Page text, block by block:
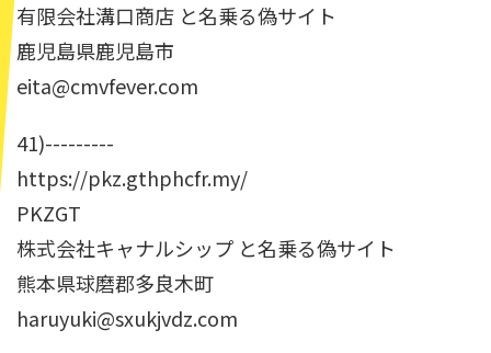
有限会社溝口商店 と名乗る偽サイト
鹿児島県鹿児島市
eita@cmvfever.com
41)---------
https://pkz.gthphcfr.my/
PKZGT
株式会社キャナルシップ と名乗る偽サイト
熊本県球磨郡多良木町
haruyuki@sxukjvdz.com